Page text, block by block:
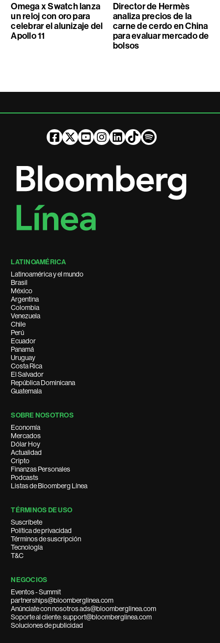
Omega x Swatch lanza
un reloj con oro para
celebrar el alunizaje del
Apollo 11
Director de Hermès
analiza precios de la
carne de cerdo en China
para evaluar mercado de
bolsos
LATINOAMÉRICA
Latinoamérica y el mundo
Brasil
México
Argentina
Colombia
Venezuela
Chile
Perú
Ecuador
Panamá
Uruguay
Costa Rica
El Salvador
República Dominicana
Guatemala
SOBRE NOSOTROS
Economía
Mercados
Dólar Hoy
Actualidad
Cripto
Finanzas Personales
Podcasts
Listas de Bloomberg Línea
TÉRMINOS DE USO
Suscríbete
Política de privacidad
Términos de suscripción
Tecnología
T&C
NEGOCIOS
Eventos - Summit
partnerships@bloomberglinea.com
Anúnciate con nosotros ads@bloomberglinea.com
Soporte al cliente: support@bloomberglinea.com
Soluciones de publicidad